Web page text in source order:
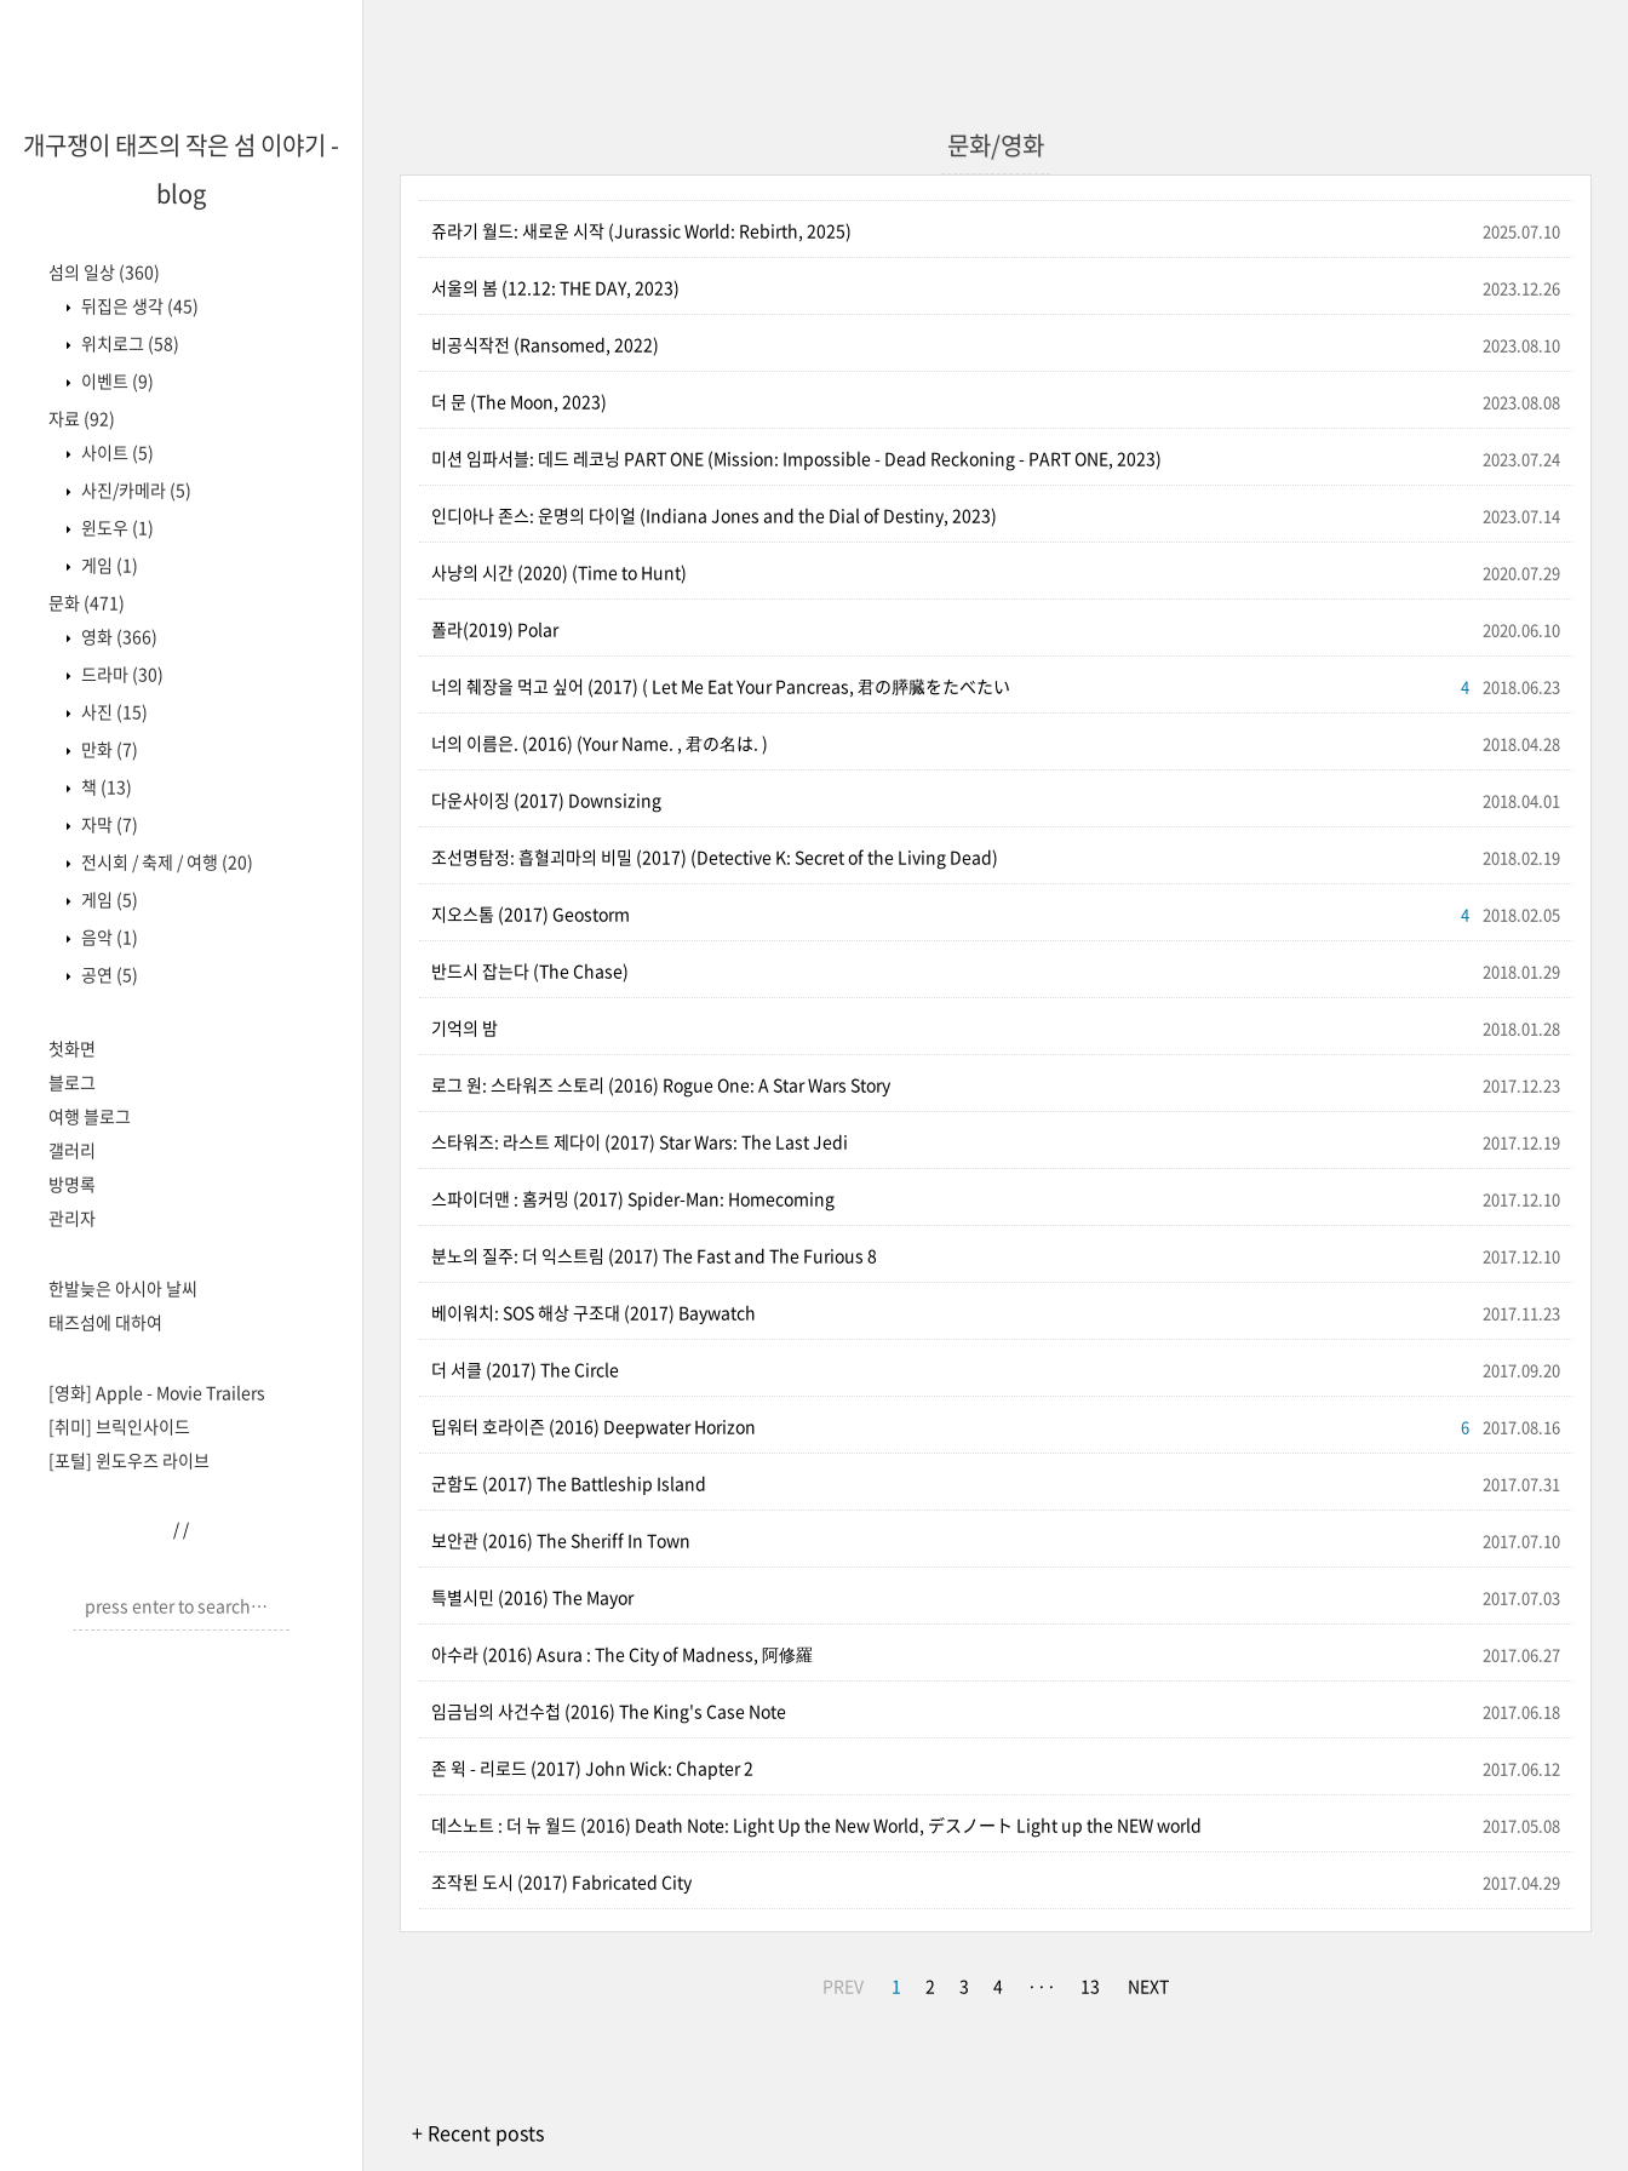
개구쟁이 태즈의 작은 섬 이야기 -
blog
섬의 일상 (360)
뒤집은 생각 (45)
위치로그 (58)
이벤트 (9)
자료 (92)
사이트 (5)
사진/카메라 (5)
윈도우 (1)
게임 (1)
문화 (471)
영화 (366)
드라마 (30)
사진 (15)
만화 (7)
책 (13)
자막 (7)
전시회 / 축제 / 여행 (20)
게임 (5)
음악 (1)
공연 (5)
첫화면
블로그
여행 블로그
갤러리
방명록
관리자
한발늦은 아시아 날씨
태즈섬에 대하여
[영화] Apple - Movie Trailers
[취미] 브릭인사이드
[포털] 윈도우즈 라이브
/ /
문화/영화
쥬라기 월드: 새로운 시작 (Jurassic World: Rebirth, 2025) 2025.07.10
서울의 봄 (12.12: THE DAY, 2023) 2023.12.26
비공식작전 (Ransomed, 2022) 2023.08.10
더 문 (The Moon, 2023) 2023.08.08
미션 임파서블: 데드 레코닝 PART ONE (Mission: Impossible - Dead Reckoning - PART ONE, 2023) 2023.07.24
인디아나 존스: 운명의 다이얼 (Indiana Jones and the Dial of Destiny, 2023) 2023.07.14
사냥의 시간 (2020) (Time to Hunt) 2020.07.29
폴라(2019) Polar 2020.06.10
너의 췌장을 먹고 싶어 (2017) ( Let Me Eat Your Pancreas, 君の膵臓をたべたい 2018.06.23
4
너의 이름은. (2016) (Your Name. , 君の名は. ) 2018.04.28
다운사이징 (2017) Downsizing 2018.04.01
조선명탐정: 흡혈괴마의 비밀 (2017) (Detective K: Secret of the Living Dead) 2018.02.19
지오스톰 (2017) Geostorm 2018.02.05
4
반드시 잡는다 (The Chase) 2018.01.29
기억의 밤 2018.01.28
로그 원: 스타워즈 스토리 (2016) Rogue One: A Star Wars Story 2017.12.23
스타워즈: 라스트 제다이 (2017) Star Wars: The Last Jedi 2017.12.19
스파이더맨 : 홈커밍 (2017) Spider-Man: Homecoming 2017.12.10
분노의 질주: 더 익스트림 (2017) The Fast and The Furious 8 2017.12.10
베이워치: SOS 해상 구조대 (2017) Baywatch 2017.11.23
더 서클 (2017) The Circle 2017.09.20
딥워터 호라이즌 (2016) Deepwater Horizon 2017.08.16
6
군함도 (2017) The Battleship Island 2017.07.31
보안관 (2016) The Sheriff In Town 2017.07.10
특별시민 (2016) The Mayor 2017.07.03
아수라 (2016) Asura : The City of Madness, 阿修羅 2017.06.27
임금님의 사건수첩 (2016) The King's Case Note 2017.06.18
존 윅 - 리로드 (2017) John Wick: Chapter 2 2017.06.12
데스노트 : 더 뉴 월드 (2016) Death Note: Light Up the New World, デスノート Light up the NEW world 2017.05.08
조작된 도시 (2017) Fabricated City 2017.04.29
PREV 1 2 3 4 ··· 13 NEXT
+ Recent posts